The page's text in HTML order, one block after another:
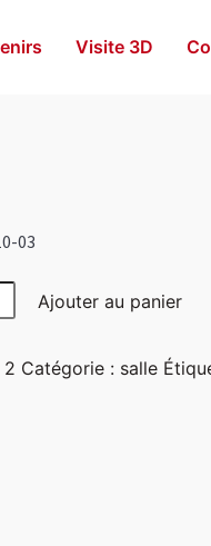
Visite 3D
03
Ajouter au panier
2 Catégorie : salle